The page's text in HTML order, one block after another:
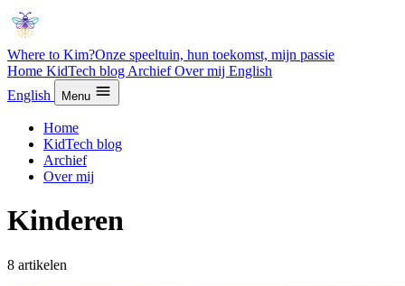
Where to Kim?Onze speeltuin, hun toekomst, mijn passie
Home KidTech blog ArchiefOver mij English
English
Menu
Home
KidTech blog
Archief
Over mij
Kinderen
8 artikelen